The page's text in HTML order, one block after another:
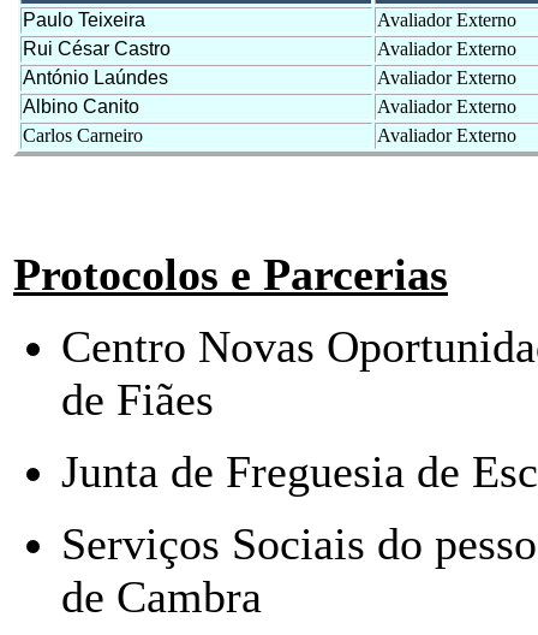
Paulo Teixeira
Avaliador Externo
Rui César Castro
Avaliador Externo
António Laúndes
Avaliador Externo
Albino Canito
Avaliador Externo
Carlos Carneiro
Avaliador Externo
Protocolos e Parcerias
Centro Novas
de Fiães
Junta de Freguesia de
Serviços Sociais do
de Cambra